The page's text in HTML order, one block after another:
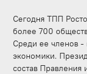
Сегодня ТПП
более 700
Среди ее членов -
экономики.
состав